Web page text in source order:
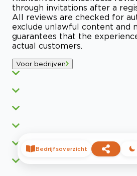
through invitations after a
All reviews are checked for
exclude unlawful content and
guarantees that the
actual customers.
Voor bedrijven
Bedrijfsoverzicht